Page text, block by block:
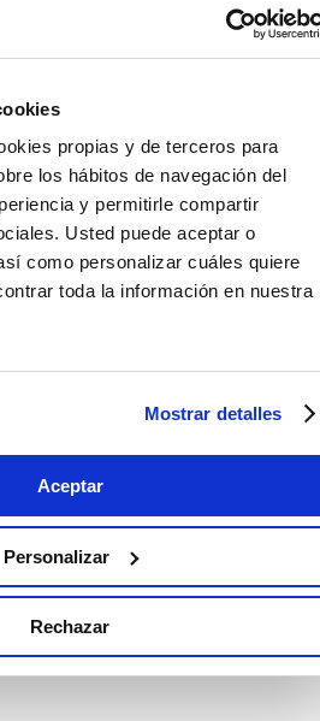
propias y de terceros para
los hábitos de navegación del
y permitirle compartir
Usted puede aceptar o
como personalizar cuáles quiere
toda la información en nuestra
Mostrar detalles
Aceptar
Personalizar
Rechazar
no bancario representa
de los activos del
Alcanza una
a los 50 billones de euros y
con la banca tradicional.